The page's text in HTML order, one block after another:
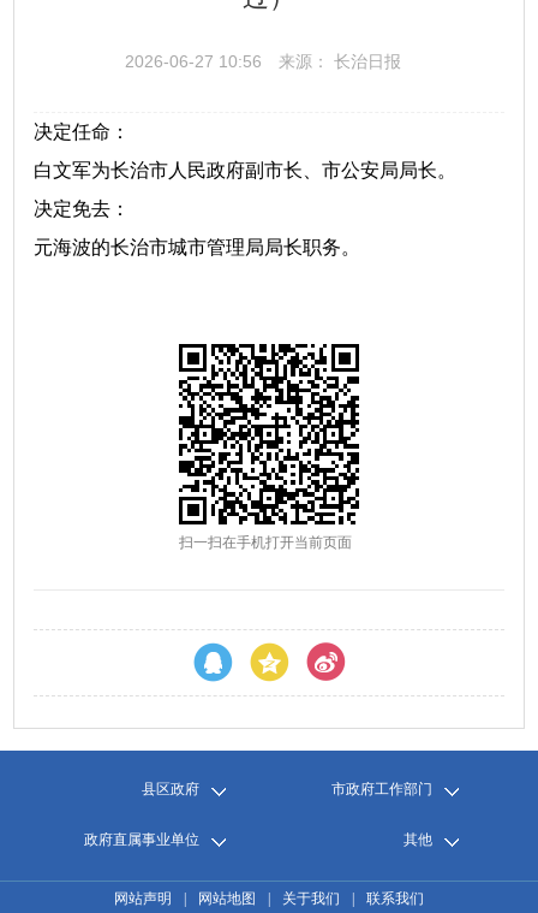
2026-06-27 10:56 来源： 长治日报
决定任命：
白文军为长治市人民政府副市长、市公安局局长。
决定免去：
元海波的长治市城市管理局局长职务。
扫一扫在手机打开当前页面
县区政府 市政府工作部门
政府直属事业单位 其他
网站声明 网站地图 关于我们 联系我们